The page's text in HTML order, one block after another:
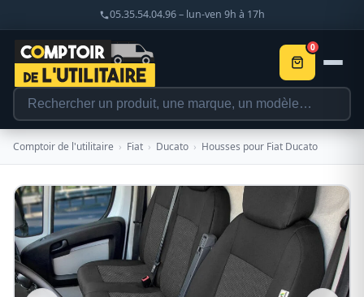
05.35.54.04.96 – lun-ven 9h à 17h
0
Comptoir de l'utilitaire › Fiat › Ducato › Housses pour Fiat Ducato